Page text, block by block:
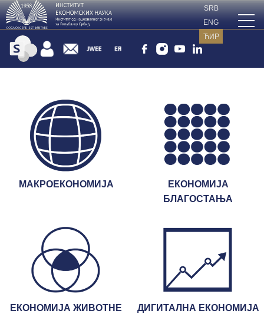
SRB
ENG
ЋИР
МАКРОЕКОНОМИЈА
ЕКОНОМИЈА
БЛАГОСТАЊА
ЕКОНОМИЈА ЖИВОТНЕ
ДИГИТАЛНА ЕКОНОМИЈА